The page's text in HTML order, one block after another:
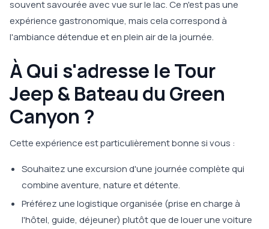
souvent savourée avec vue sur le lac. Ce n'est pas une
expérience gastronomique, mais cela correspond à
l'ambiance détendue et en plein air de la journée.
À Qui s'adresse le Tour
Jeep & Bateau du Green
Canyon ?
Cette expérience est particulièrement bonne si vous :
Souhaitez une excursion d'une journée complète qui
combine aventure, nature et détente.
Préférez une logistique organisée (prise en charge à
l'hôtel, guide, déjeuner) plutôt que de louer une voiture